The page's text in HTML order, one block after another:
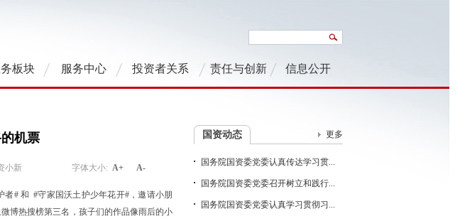
板块 服务中心 投资者关系 责任与创新 信息公开
机票
小新 字体大小: A+ A-
# 和 #守家国沃土护少年花开#，邀请小朋
博热搜榜第三名，孩子们的作品像雨后的小
国资动态 更多
国务院国资委党委认真传达学习贯...
国务院国资委党委召开树立和践行...
国务院国资委党委认真学习贯彻习...